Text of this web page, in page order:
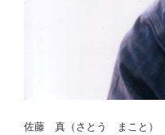
佐藤 真（さとう まこと）